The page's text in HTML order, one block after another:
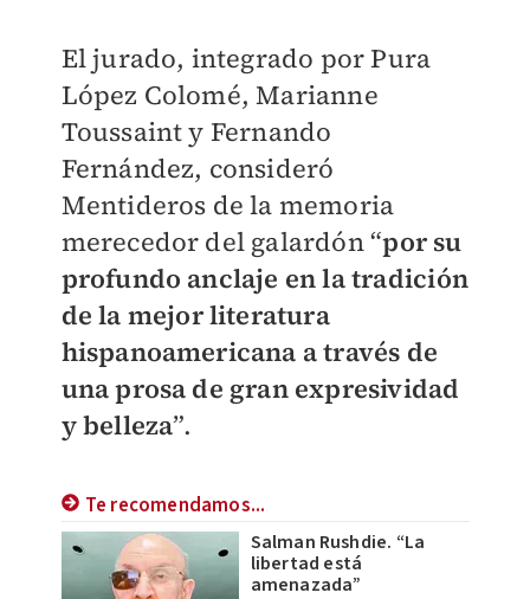
El jurado, integrado por Pura
López Colomé, Marianne
Toussaint y Fernando
Fernández, consideró
Mentideros de la memoria
merecedor del galardón “por su
profundo anclaje en la tradición
de la mejor literatura
hispanoamericana a través de
una prosa de gran expresividad
y belleza”.
Te recomendamos...
Salman Rushdie. “La
libertad está
amenazada”